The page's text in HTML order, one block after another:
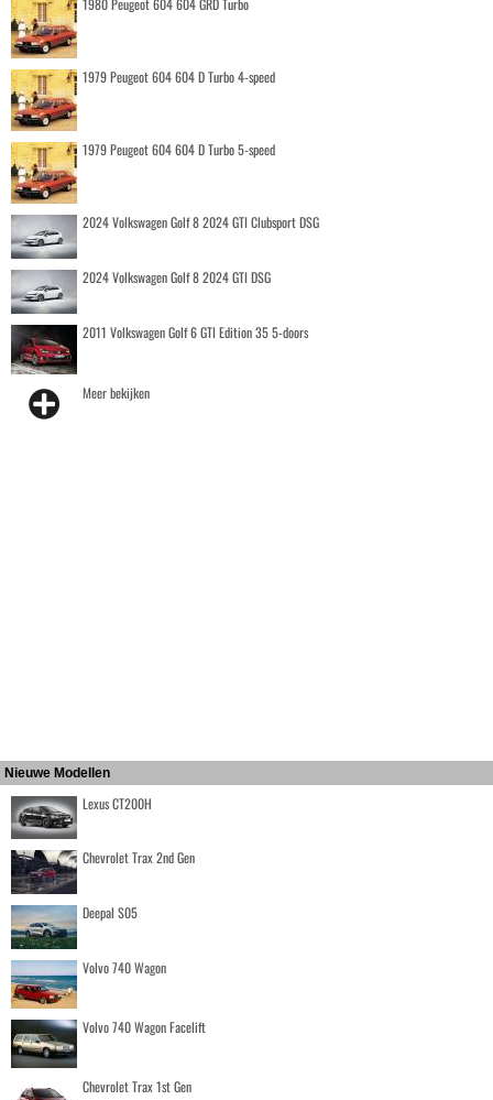
1979 Peugeot 604 604 D Turbo 4-speed
1979 Peugeot 604 604 D Turbo 5-speed
2024 Volkswagen Golf 8 2024 GTI Clubsport DSG
2024 Volkswagen Golf 8 2024 GTI DSG
2011 Volkswagen Golf 6 GTI Edition 35 5-doors
Meer bekijken
Nieuwe Modellen
Lexus CT200H
Chevrolet Trax 2nd Gen
Deepal S05
Volvo 740 Wagon
Volvo 740 Wagon Facelift
Chevrolet Trax 1st Gen